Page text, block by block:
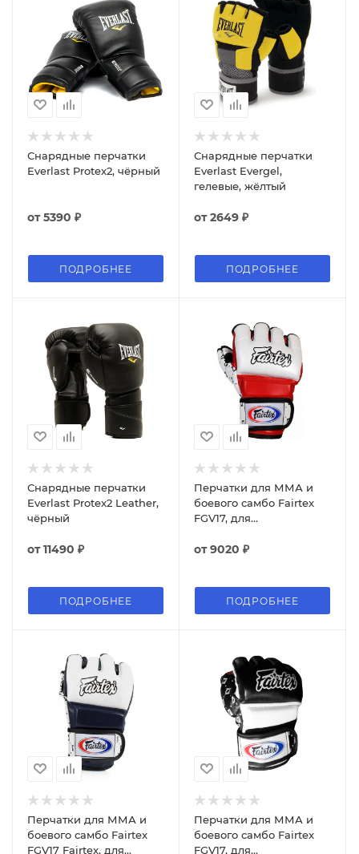
Снарядные перчатки
Everlast Protex2, чёрный
от5390 ₽
ПОДРОБНЕЕ
Снарядные перчатки
Everlast Evergel,
гелевые, жёлтый
от2649 ₽
ПОДРОБНЕЕ
Снарядные перчатки
Everlast Protex2 Leather,
чёрный
от11490 ₽
ПОДРОБНЕЕ
Перчатки для ММА и
боевого самбо Fairtex
FGV17, для
от9020 ₽
ПОДРОБНЕЕ
Перчатки для ММА и
боевого самбо Fairtex
FGV17 Fairtex, для
Перчатки для ММА и
боевого самбо Fairtex
FGV17, для